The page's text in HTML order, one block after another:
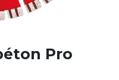
Pro